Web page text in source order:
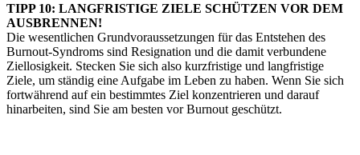
TIPP 10: LANGFRISTIGE ZIELE SCHÜTZEN VOR DEM
AUSBRENNEN!
Die wesentlichen Grundvoraussetzungen für das Entstehen des
Burnout-Syndroms sind Resignation und die damit verbundene
Ziellosigkeit. Stecken Sie sich also kurzfristige und langfristige
Ziele, um ständig eine Aufgabe im Leben zu haben. Wenn Sie sich
fortwährend auf ein bestimmtes Ziel konzentrieren und darauf
hinarbeiten, sind Sie am besten vor Burnout geschützt.